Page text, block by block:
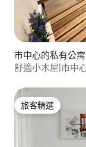
市中心的私有公寓
舒適小木屋|市中
旅客精選
旅客精選